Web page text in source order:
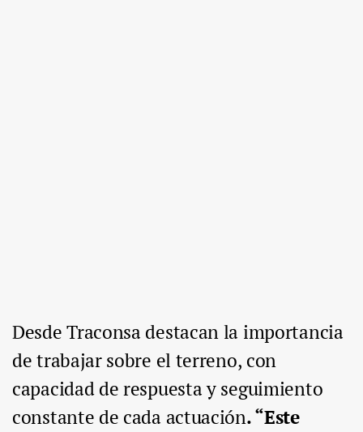
Desde Traconsa destacan la importancia
de trabajar sobre el terreno, con
capacidad de respuesta y seguimiento
constante de cada actuación. “Este